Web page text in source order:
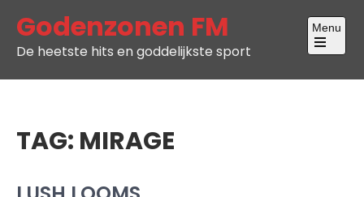
content
Godenzonen FM
De heetste hits en goddelijkste sport
Menu
Open
main
TAG: MIRAGE